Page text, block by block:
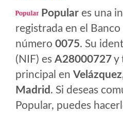
Popular es una
registrada en el Banco
número 0075. Su
(NIF) es A28000727y
principal en
Madrid . Si deseas
Popular, puedes